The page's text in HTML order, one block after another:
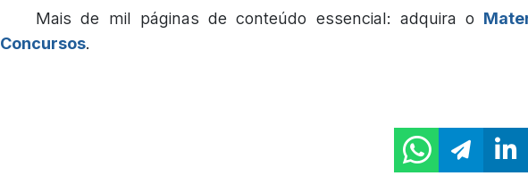
Mais de mil páginas de conteúdo essencial: adquira o
Concursos.